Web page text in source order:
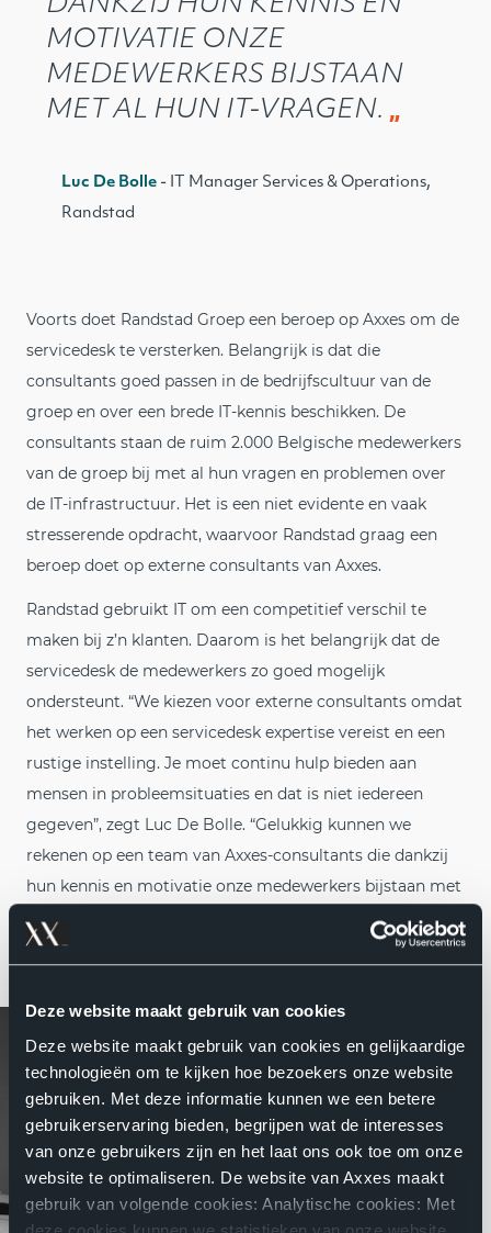
Deze website maakt gebruik van cookies
Deze website maakt gebruik van cookies en gelijkaardige
technologieën om te kijken hoe bezoekers onze website
gebruiken. Met deze informatie kunnen we een betere
gebruikerservaring bieden, begrijpen wat de interesses
van onze gebruikers zijn en het laat ons ook toe om onze
website te optimaliseren. De website van Axxes maakt
gebruik van volgende cookies: Analytische cookies: Met
DANKZIJ HUN KENNIS EN
MOTIVATIE ONZE
MEDEWERKERS BIJSTAAN
MET AL HUN IT-VRAGEN.
Luc De Bolle - IT Manager Services & Operations,
Randstad
Voorts doet Randstad Groep een beroep op Axxes om de
servicedesk te versterken. Belangrijk is dat die
consultants goed passen in de bedrijfscultuur van de
groep en over een brede IT-kennis beschikken. De
consultants staan de ruim 2.000 Belgische medewerkers
van de groep bij met al hun vragen en problemen over
de IT-infrastructuur. Het is een niet evidente en vaak
stresserende opdracht, waarvoor Randstad graag een
beroep doet op externe consultants van Axxes.
Randstad gebruikt IT om een competitief verschil te
maken bij z’n klanten. Daarom is het belangrijk dat de
servicedesk de medewerkers zo goed mogelijk
ondersteunt. “We kiezen voor externe consultants omdat
het werken op een servicedesk expertise vereist en een
rustige instelling. Je moet continu hulp bieden aan
mensen in probleemsituaties en dat is niet iedereen
gegeven”, zegt Luc De Bolle. “Gelukkig kunnen we
rekenen op een team van Axxes-consultants die dankzij
hun kennis en motivatie onze medewerkers bijstaan met
al hun vragen.”